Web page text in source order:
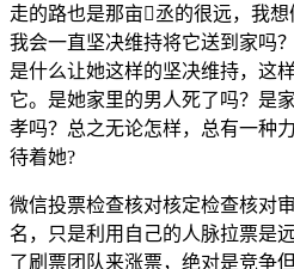
走的路也是那亩丞的很远，我想
我会一直坚决维持将它送到家吗
是什么让她这样的坚决维持，这
它。是她家里的男人死了吗？是
孝吗？总之无论怎样，总有一种
待着她?
微信投票检查核对核定检查核对
名，只是利用自己的人脉拉票是
了刷票团队来涨票，绝对是竞争